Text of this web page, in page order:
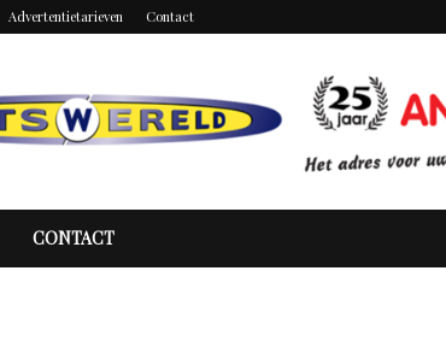
Advertentietarieven Contact
CONTACT